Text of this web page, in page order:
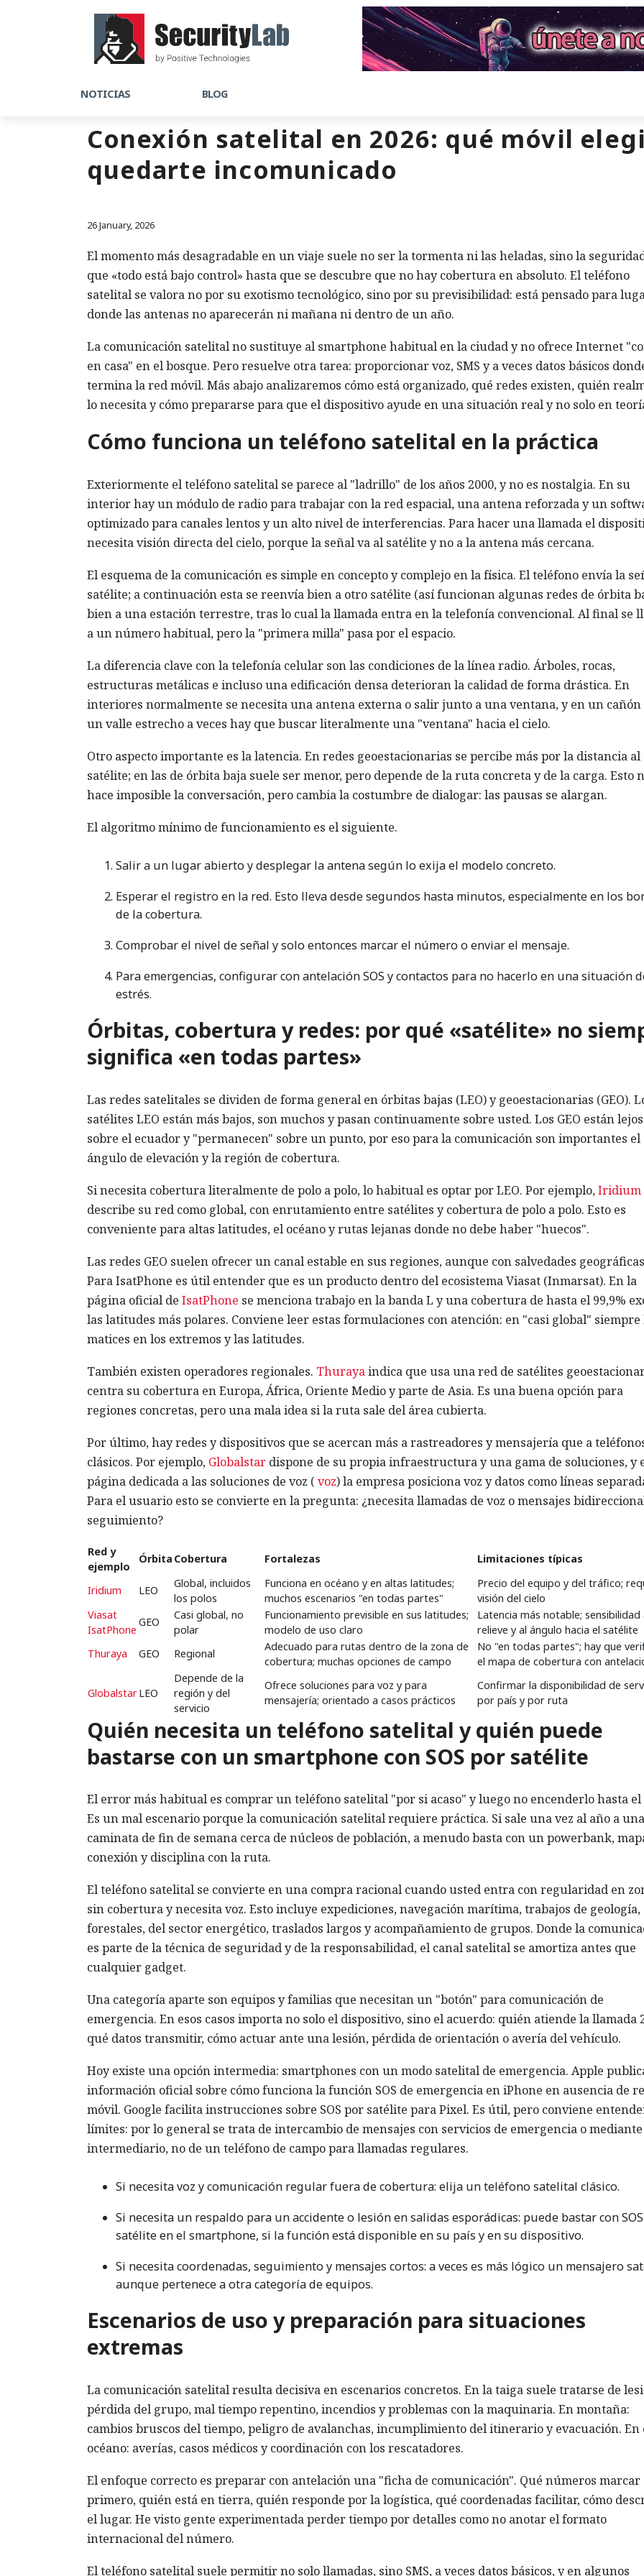
NOTICIAS BLOG
Conexión satelital en 2026: qué móvil
quedarte incomunicado
26 January, 2026
El momento más desagradable en un viaje suele no ser la tormenta ni las heladas, sino la
que «todo está bajo control» hasta que se descubre que no hay cobertura en absoluto. El teléfono
satelital se valora no por su exotismo tecnológico, sino por su previsibilidad: está pensado para
donde las antenas no aparecerán ni mañana ni dentro de un año.
La comunicación satelital no sustituye al smartphone habitual en la ciudad y no ofrece Internet
en casa" en el bosque. Pero resuelve otra tarea: proporcionar voz, SMS y a veces datos básicos
termina la red móvil. Más abajo analizaremos cómo está organizado, qué redes existen, quién
lo necesita y cómo prepararse para que el dispositivo ayude en una situación real y no solo en
Cómo funciona un teléfono satelital en la práctica
Exteriormente el teléfono satelital se parece al "ladrillo" de los años 2000, y no es nostalgia. En su
interior hay un módulo de radio para trabajar con la red espacial, una antena reforzada y un
optimizado para canales lentos y un alto nivel de interferencias. Para hacer una llamada el
necesita visión directa del cielo, porque la señal va al satélite y no a la antena más cercana.
El esquema de la comunicación es simple en concepto y complejo en la física. El teléfono envía la
satélite; a continuación esta se reenvía bien a otro satélite (así funcionan algunas redes de órbita
bien a una estación terrestre, tras lo cual la llamada entra en la telefonía convencional. Al final se
a un número habitual, pero la "primera milla" pasa por el espacio.
La diferencia clave con la telefonía celular son las condiciones de la línea radio. Árboles, rocas,
estructuras metálicas e incluso una edificación densa deterioran la calidad de forma drástica. En
interiores normalmente se necesita una antena externa o salir junto a una ventana, y en un cañón
un valle estrecho a veces hay que buscar literalmente una "ventana" hacia el cielo.
Otro aspecto importante es la latencia. En redes geoestacionarias se percibe más por la distancia al
satélite; en las de órbita baja suele ser menor, pero depende de la ruta concreta y de la carga. Esto
hace imposible la conversación, pero cambia la costumbre de dialogar: las pausas se alargan.
El algoritmo mínimo de funcionamiento es el siguiente.
Salir a un lugar abierto y desplegar la antena según lo exija el modelo concreto.
Esperar el registro en la red. Esto lleva desde segundos hasta minutos, especialmente en los
de la cobertura.
Comprobar el nivel de señal y solo entonces marcar el número o enviar el mensaje.
Para emergencias, configurar con antelación SOS y contactos para no hacerlo en una situación
estrés.
Órbitas, cobertura y redes: por qué «satélite» no
significa «en todas partes»
Las redes satelitales se dividen de forma general en órbitas bajas (LEO) y geoestacionarias (GEO).
satélites LEO están más bajos, son muchos y pasan continuamente sobre usted. Los GEO están lejos
sobre el ecuador y "permanecen" sobre un punto, por eso para la comunicación son importantes el
ángulo de elevación y la región de cobertura.
Si necesita cobertura literalmente de polo a polo, lo habitual es optar por LEO. Por ejemplo,Iridium
describe su red como global, con enrutamiento entre satélites y cobertura de polo a polo. Esto es
conveniente para altas latitudes, el océano y rutas lejanas donde no debe haber "huecos".
Las redes GEO suelen ofrecer un canal estable en sus regiones, aunque con salvedades
Para IsatPhone es útil entender que es un producto dentro del ecosistema Viasat (Inmarsat). En la
página oficial de IsatPhone se menciona trabajo en la banda L y una cobertura de hasta el 99,9%
las latitudes más polares. Conviene leer estas formulaciones con atención: en "casi global" siempre
matices en los extremos y las latitudes.
También existen operadores regionales. Thurayaindica que usa una red de satélites
centra su cobertura en Europa, África, Oriente Medio y parte de Asia. Es una buena opción para
regiones concretas, pero una mala idea si la ruta sale del área cubierta.
Por último, hay redes y dispositivos que se acercan más a rastreadores y mensajería que a
clásicos. Por ejemplo, Globalstar dispone de su propia infraestructura y una gama de soluciones, y
página dedicada a las soluciones de voz ( voz) la empresa posiciona voz y datos como líneas
Para el usuario esto se convierte en la pregunta: ¿necesita llamadas de voz o mensajes
seguimiento?
Red y
ejemplo
Órbita Cobertura Fortalezas Limitaciones típicas
Iridium LEO
Global, incluidos
los polos
Funciona en océano y en altas latitudes;
muchos escenarios "en todas partes"
Precio del equipo y del tráfico;
visión del cielo
Viasat
IsatPhone
GEO
Casi global, no
polar
Funcionamiento previsible en sus latitudes;
modelo de uso claro
Latencia más notable; sensibilidad
relieve y al ángulo hacia el satélite
Thuraya
GEO Regional
Adecuado para rutas dentro de la zona de
cobertura; muchas opciones de campo
No "en todas partes"; hay que
el mapa de cobertura con
GlobalstarLEO
Depende de la
región y del
servicio
Ofrece soluciones para voz y para
mensajería; orientado a casos prácticos
Confirmar la disponibilidad de
por país y por ruta
Quién necesita un teléfono satelital y quién puede
bastarse con un smartphone con SOS por satélite
El error más habitual es comprar un teléfono satelital "por si acaso" y luego no encenderlo hasta el
Es un mal escenario porque la comunicación satelital requiere práctica. Si sale una vez al año a una
caminata de fin de semana cerca de núcleos de población, a menudo basta con un powerbank,
conexión y disciplina con la ruta.
El teléfono satelital se convierte en una compra racional cuando usted entra con regularidad en
sin cobertura y necesita voz. Esto incluye expediciones, navegación marítima, trabajos de geología,
forestales, del sector energético, traslados largos y acompañamiento de grupos. Donde la
es parte de la técnica de seguridad y de la responsabilidad, el canal satelital se amortiza antes que
cualquier gadget.
Una categoría aparte son equipos y familias que necesitan un "botón" para comunicación de
emergencia. En esos casos importa no solo el dispositivo, sino el acuerdo: quién atiende la llamada
qué datos transmitir, cómo actuar ante una lesión, pérdida de orientación o avería del vehículo.
Hoy existe una opción intermedia: smartphones con un modo satelital de emergencia. Apple
información oficial sobre cómo funciona la función SOS de emergencia en iPhone en ausencia de
móvil. Google facilita instrucciones sobre SOS por satélite para Pixel. Es útil, pero conviene
límites: por lo general se trata de intercambio de mensajes con servicios de emergencia o
intermediario, no de un teléfono de campo para llamadas regulares.
Si necesita voz y comunicación regular fuera de cobertura: elija un teléfono satelital clásico.
Si necesita un respaldo para un accidente o lesión en salidas esporádicas: puede bastar con
satélite en el smartphone, si la función está disponible en su país y en su dispositivo.
Si necesita coordenadas, seguimiento y mensajes cortos: a veces es más lógico un mensajero
aunque pertenece a otra categoría de equipos.
Escenarios de uso y preparación para situaciones
extremas
La comunicación satelital resulta decisiva en escenarios concretos. En la taiga suele tratarse de
pérdida del grupo, mal tiempo repentino, incendios y problemas con la maquinaria. En montaña:
cambios bruscos del tiempo, peligro de avalanchas, incumplimiento del itinerario y evacuación. En
océano: averías, casos médicos y coordinación con los rescatadores.
El enfoque correcto es preparar con antelación una "ficha de comunicación". Qué números marcar
primero, quién está en tierra, quién responde por la logística, qué coordenadas facilitar, cómo
el lugar. He visto gente experimentada perder tiempo por detalles como no anotar el formato
internacional del número.
El teléfono satelital suele permitir no solo llamadas, sino SMS, a veces datos básicos, y en algunos